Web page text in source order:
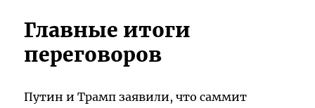
Главные итоги
переговоров
Путин и Трамп заявили, что саммит